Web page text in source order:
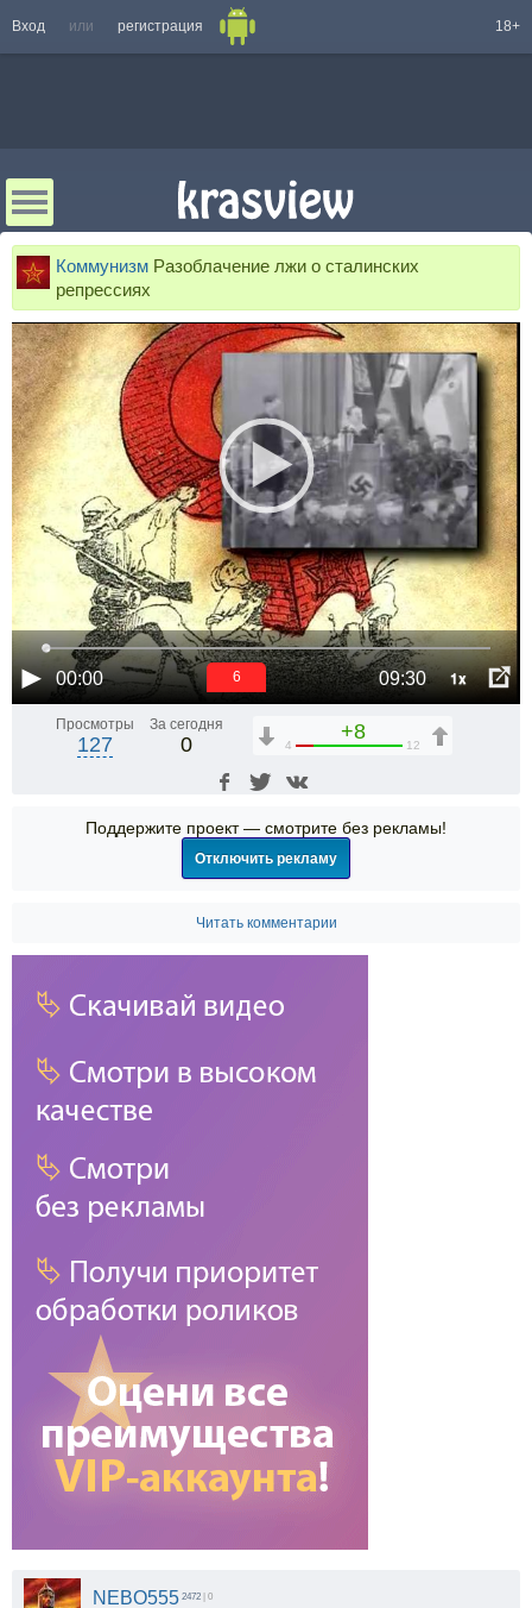
Вход или регистрация 18+
Коммунизм Разоблачение лжи о сталинских
репрессиях
00:00 09:30 1x
6
Просмотры
127
За сегодня
0
+8
4 12
Поддержите проект — смотрите без рекламы!
Отключить рекламу
Читать комментарии
NEBO555 2472 | 0